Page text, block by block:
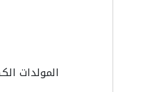
المولدات